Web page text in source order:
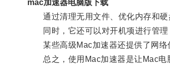
mac加速器电脑版下载
通过清理无用文件、优化内存和硬
同时，它还可以对开机项进行管理
某些高级Mac加速器还提供了网络
总之，使用Mac加速器是让Mac电